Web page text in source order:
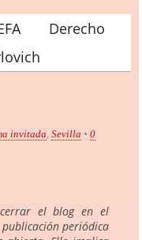
Derecho
invitada, Sevilla • 0
el blog en el
periódica